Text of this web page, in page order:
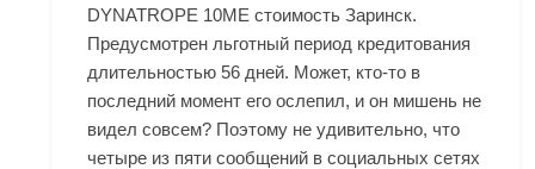
DYNATROPE 10ME стоимость Заринск.
Предусмотрен льготный период кредитования
длительностью 56 дней. Может, кто-то в
последний момент его ослепил, и он мишень не
видел совсем? Поэтому не удивительно, что
четыре из пяти сообщений в социальных сетях